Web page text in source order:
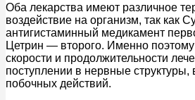
Оба лекарства имеют различное
воздействие на организм, так как
антигистаминный медикамент
Цетрин — второго. Именно
скорости и продолжительности
поступлении в нервные структуры,
побочных действий.